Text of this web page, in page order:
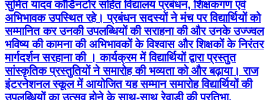
सुमित यादव कॉर्डिनटोर सहित विद्यालय प्रबंधन, शिक्षकगण एवं
अभिभावक उपस्थित रहे। प्रबंधन सदस्यों ने मंच पर विद्यार्थियों को
सम्मानित कर उनकी उपलब्धियों की सराहना की और उनके उज्ज्वल
भविष्य की कामना की अभिभावकों के विश्वास और शिक्षकों के निरंतर
मार्गदर्शन सरहाना की । कार्यक्रम में विद्यार्थियों द्वारा प्रस्तुत
सांस्कृतिक प्रस्तुतियों ने समारोह की भव्यता को और बढ़ाया। राज
इंटरनेशनल स्कूल में आयोजित यह सम्मान समारोह विद्यार्थियों की